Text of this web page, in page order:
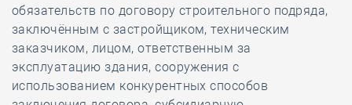
обязательств по договору строительного подряда,
заключённым с застройщиком, техническим
заказчиком, лицом, ответственным за
эксплуатацию здания, сооружения с
использованием конкурентных способов